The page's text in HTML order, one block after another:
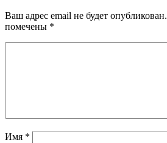
Ваш адрес email не будет опубликован.
помечены *
Имя *